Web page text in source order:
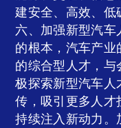
建安全、高效、低
六、加强新型汽
的根本，汽车产业
的综合型人才，与
极探索新型汽车人
传，吸引更多人才
持续注入新动力。